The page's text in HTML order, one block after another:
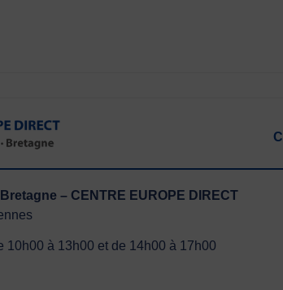
– CENTRE EUROPE DIRECT
10h00 à 13h00 et de 14h00 à 17h00